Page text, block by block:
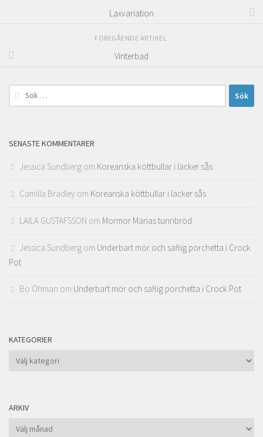
Laxvariation
FÖREGÅENDE ARTIKEL
Vinterbad
Sök
efter:
SENASTE KOMMENTARER
Jessica Sundberg om Koreanska köttbullar i läcker sås
Camilla Bradley om Koreanska köttbullar i läcker sås
LAILA GUSTAFSSON om Mormor Marias tunnbröd
Jessica Sundberg om Underbart mör och saftig porchetta i Crock
Pot
Bo Öhman om Underbart mör och saftig porchetta i Crock Pot
KATEGORIER
Kategorier
ARKIV
Arkiv